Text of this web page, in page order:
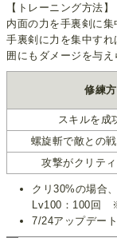
【トレーニング方法】
内面の力を手裏剣に集
手裏剣に力を集中す
囲にもダメージを与え
修練
スキルを成
螺旋斬で敵との
攻撃がクリテ
クリ30%の場合
Lv100：100回
7/24アップデー